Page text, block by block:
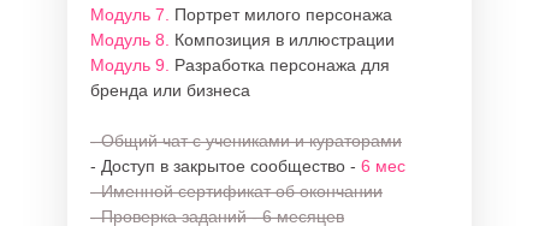
Модуль 7. Портрет милого персонажа
Модуль 8.
Композиция в иллюстрации
Модуль 9. Разработка персонажа для
бренда или бизнеса
- Общий чат с учениками и кураторами
- Доступ в закрытое сообщество - 6 мес
- Именной сертификат об окончании
- Проверка заданий - 6 месяцев